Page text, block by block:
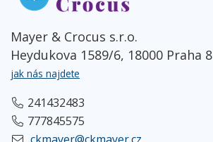
Mayer & Crocus s.r.o.
Heydukova 1589/6, 18000 Praha 8
jak nás najdete
241432483
777845575